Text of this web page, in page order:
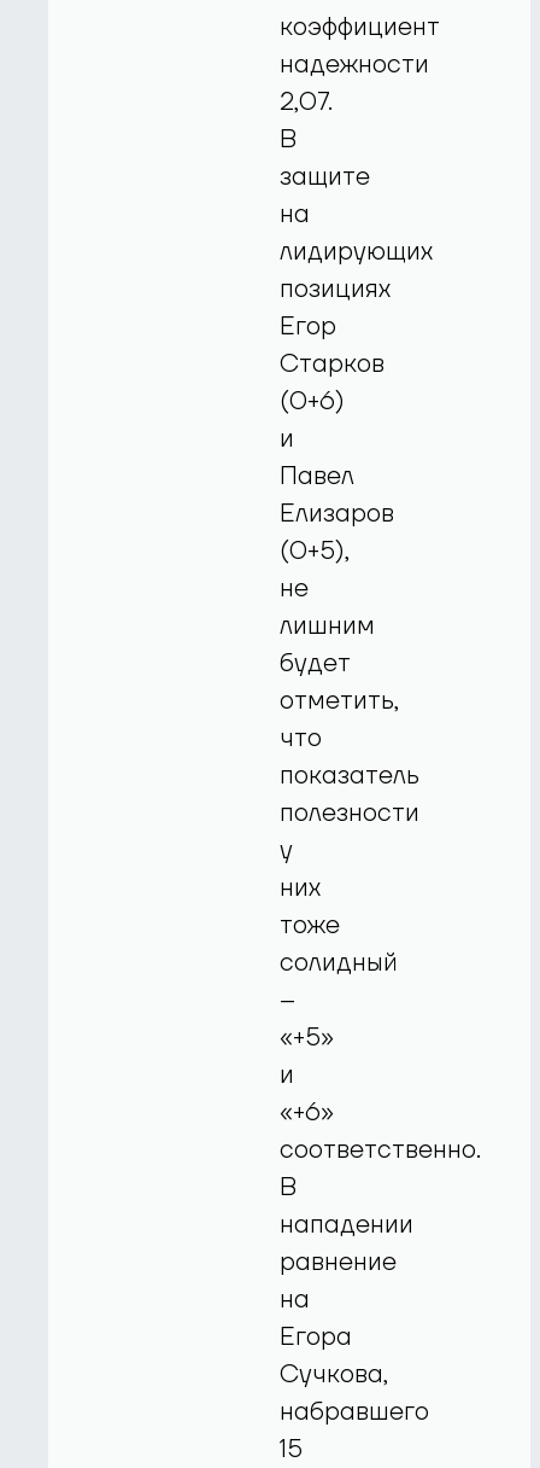
коэффициент
надежности
2,07.
В
защите
на
лидирующих
позициях
Егор
Старков
(0+6)
и
Павел
Елизаров
(0+5),
не
лишним
будет
отметить,
что
показатель
полезности
у
них
тоже
солидный
–
«+5»
и
«+6»
соответственно.
В
нападении
равнение
на
Егора
Сучкова,
набравшего
15